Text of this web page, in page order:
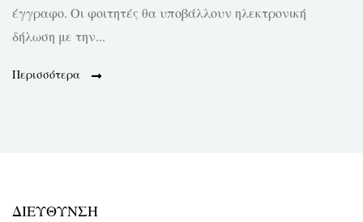
έγγραφο. Οι φοιτητές θα υποβάλλουν ηλεκτρονική
δήλωση με την...
Περισσότερα
ΔΙΕΥΘΥΝΣΗ